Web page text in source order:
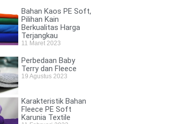
Bahan Kaos PE Soft,
Pilihan Kain
Berkualitas Harga
Terjangkau
11 Maret 2023
Perbedaan Baby
Terry dan Fleece
19 Agustus 2023
Karakteristik Bahan
Fleece PE Soft
Karunia Textile